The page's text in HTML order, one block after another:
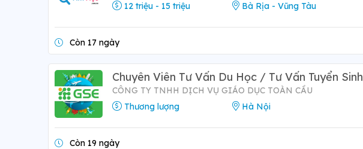
12 triệu - 15 triệu
Bà Rịa - Vũng Tàu
Còn 17 ngày
Chuyên Viên Tư Vấn Du Học / Tư Vấn Tuyển Sinh
CÔNG TY TNHH DỊCH VỤ GIÁO DỤC TOÀN CẦU
Thương lượng
Hà Nội
Còn 19 ngày